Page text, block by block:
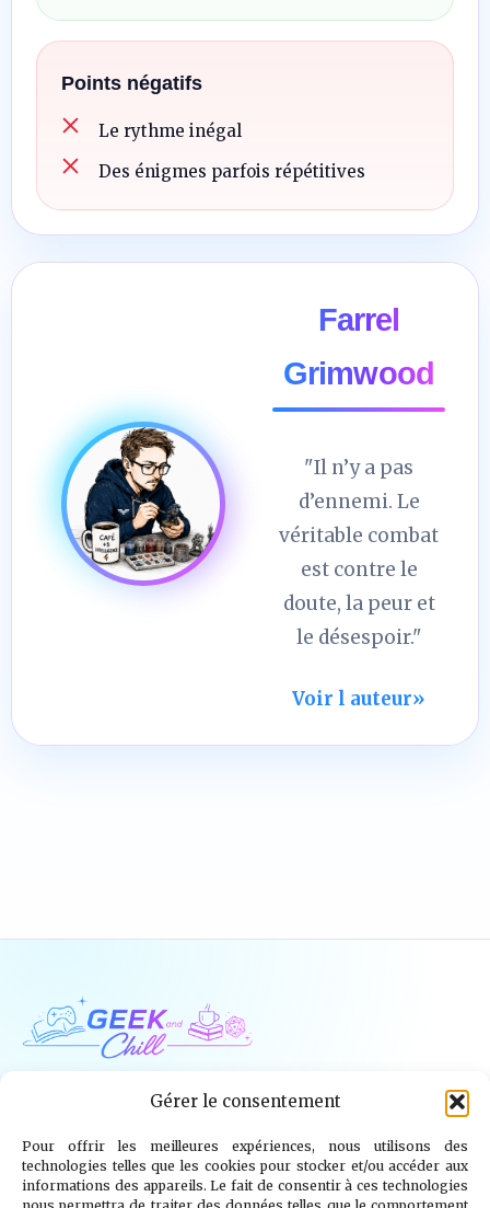
Gérer le consentement
Pour offrir les meilleures expériences, nous utilisons des
technologies telles que les cookies pour stocker et/ou accéder aux
informations des appareils. Le fait de consentir à ces technologies
Points négatifs
Le rythme inégal
Des énigmes parfois répétitives
Farrel
Grimwood
"Il n’y a pas
d’ennemi. Le
véritable combat
est contre le
doute, la peur et
le désespoir."
Voir l auteur»
Jeux Vidéo Tech Tabletop Livres